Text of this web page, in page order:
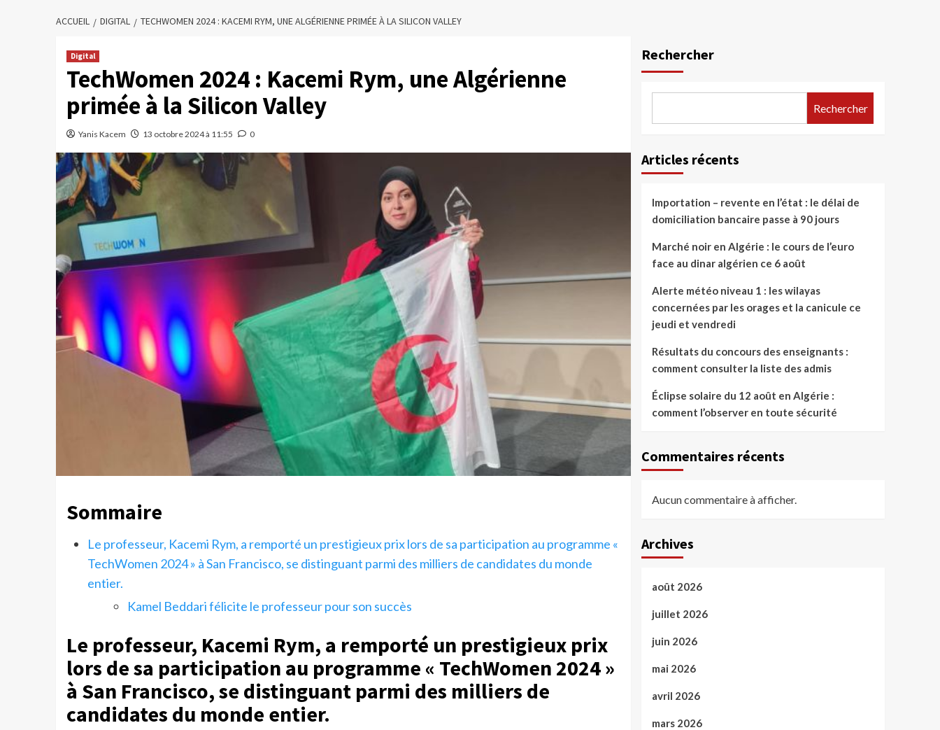
ACCUEIL DIGITAL TECHWOMEN 2024 : KACEMI RYM, UNE ALGÉRIENNE PRIMÉE À LA SILICON VALLEY
Digital
TechWomen 2024 : Kacemi Rym, une Algérienne
primée à la Silicon Valley
Yanis Kacem 13 octobre 2024 à 11:55 0
Sommaire
Le professeur, Kacemi Rym, a remporté un prestigieux prix lors de sa participation au programme «
TechWomen 2024 » à San Francisco, se distinguant parmi des milliers de candidates du monde
entier.
Kamel Beddari félicite le professeur pour son succès
Le professeur, Kacemi Rym, a remporté un prestigieux prix
lors de sa participation au programme « TechWomen 2024 »
à San Francisco, se distinguant parmi des milliers de
candidates du monde entier.
Rechercher
Rechercher
Articles récents
Importation – revente en l’état : le délai de
domiciliation bancaire passe à 90 jours
Marché noir en Algérie : le cours de l’euro
face au dinar algérien ce 6 août
Alerte météo niveau 1 : les wilayas
concernées par les orages et la canicule ce
jeudi et vendredi
Résultats du concours des enseignants :
comment consulter la liste des admis
Éclipse solaire du 12 août en Algérie :
comment l’observer en toute sécurité
Commentaires récents
Aucun commentaire à afficher.
Archives
août 2026
juillet 2026
juin 2026
mai 2026
avril 2026
mars 2026